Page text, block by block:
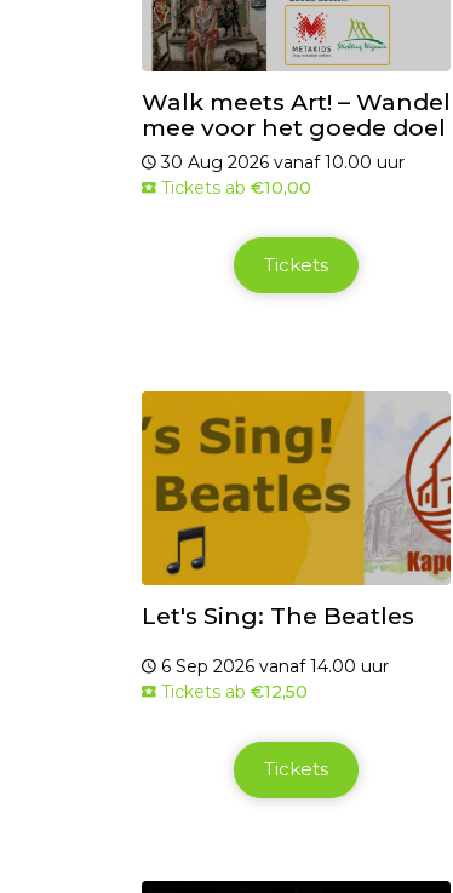
Walk meets Art! – Wandel
mee voor het goede doel
30 Aug 2026 vanaf 10.00 uur
Tickets ab €10,00
Tickets
Let's Sing: The Beatles
6 Sep 2026 vanaf 14.00 uur
Tickets ab €12,50
Tickets